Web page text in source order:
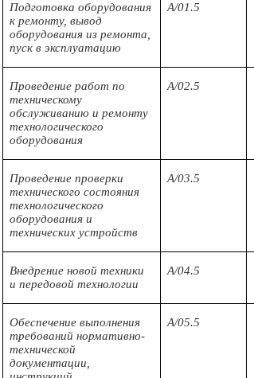
Подготовка оборудования
к ремонту, вывод
оборудования из ремонта,
пуск в эксплуатацию
A/01.5
Проведение работ по
техническому
обслуживанию и ремонту
технологического
оборудования
A/02.5
Проведение проверки
технического состояния
технологического
оборудования и
технических устройств
A/03.5
Внедрение новой техники
и передовой технологии
A/04.5
Обеспечение выполнения
требований нормативно-
технической
документации,
A/05.5